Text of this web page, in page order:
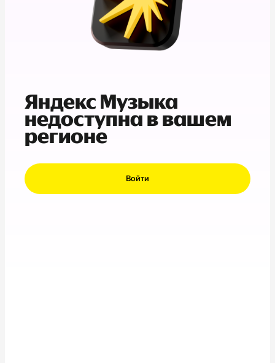
Яндекс Музыка
недоступна в вашем
регионе
Войти